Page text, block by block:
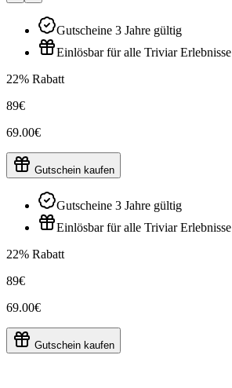
Gutscheine 3 Jahre gültig
Einlösbar für alle Triviar Erlebnisse
22% Rabatt
89€
69.00€
Gutschein kaufen
Gutscheine 3 Jahre gültig
Einlösbar für alle Triviar Erlebnisse
22% Rabatt
89€
69.00€
Gutschein kaufen